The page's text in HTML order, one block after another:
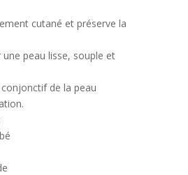
cutané et préserve la
peau lisse, souple et
de la peau